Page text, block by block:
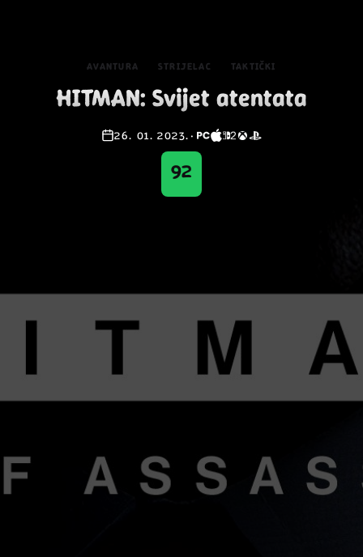
AVANTURA STRIJELAC TAKTIČKI
HITMAN: Svijet atentata
26. 01. 2023. ·
92